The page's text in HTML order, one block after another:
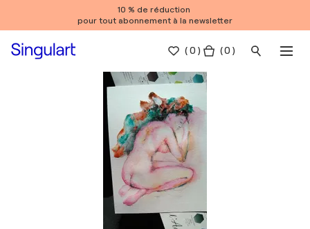
10 % de réduction
pour tout abonnement à la newsletter
(0 ) ( 0 )